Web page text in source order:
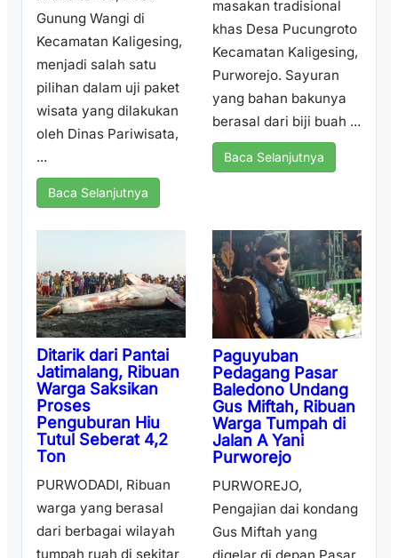
Gunung Wangi di
Kecamatan Kaligesing,
menjadi salah satu
pilihan dalam uji paket
wisata yang dilakukan
oleh Dinas Pariwisata,
...
Baca Selanjutnya
masakan tradisional
khas Desa Pucungroto
Kecamatan Kaligesing,
Purworejo. Sayuran
yang bahan bakunya
berasal dari biji buah ...
Baca Selanjutnya
Ditarik dari Pantai
Jatimalang, Ribuan
Warga Saksikan
Proses
Penguburan Hiu
Tutul Seberat 4,2
Ton
PURWODADI, Ribuan
warga yang berasal
dari berbagai wilayah
tumpah ruah di sekitar
Paguyuban
Pedagang Pasar
Baledono Undang
Gus Miftah, Ribuan
Warga Tumpah di
Jalan A Yani
Purworejo
PURWOREJO,
Pengajian dai kondang
Gus Miftah yang